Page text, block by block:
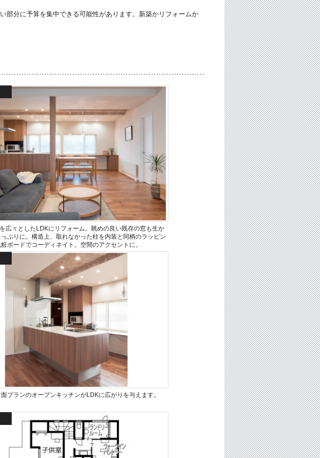
部分に予算を集中できる可能性があります。新築かリフォームか
広々としたLDKにリフォーム。眺めの良い既存の窓も生か
ぷりに。構造上、取れなかった柱を内装と同柄のラッピン
ボードでコーディネイト。空間のアクセントに。
プランのオープンキッチンがLDKに広がりを与えます。